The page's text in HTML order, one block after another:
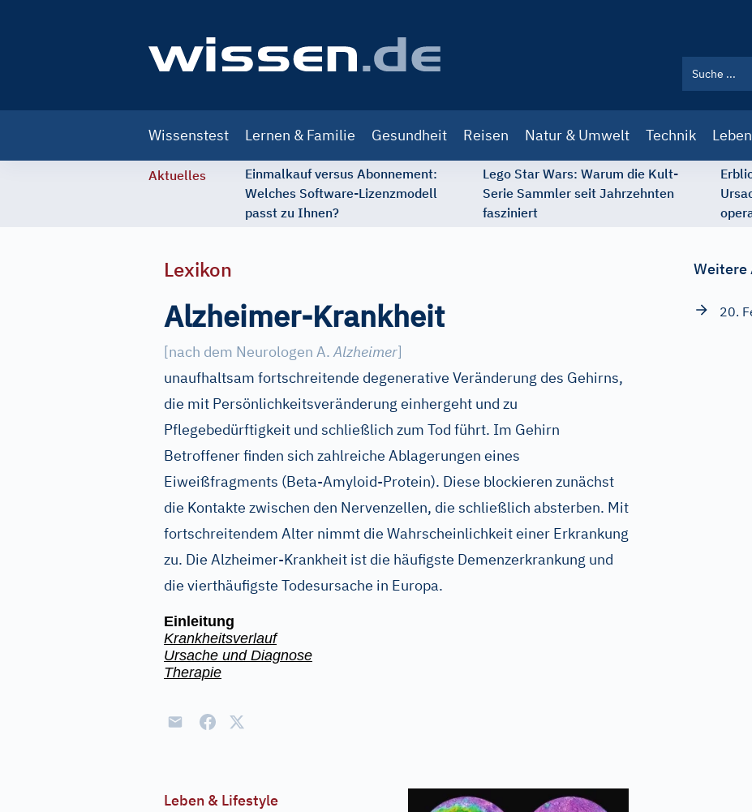
navigation
Wissenstest Lernen & Familie Gesundheit Reisen Natur & Umwelt Technik
Aktuelles
Einmalkauf versus Abonnement:
Welches Software-Lizenzmodell
passt zu Ihnen?
Lego Star Wars: Warum die Kult-
Serie Sammler seit Jahrzehnten
fasziniert
Lexikon
Alzheimer-Krankheit
[nach dem Neurologen A.Alzheimer]
unaufhaltsam fortschreitende degenerative Veränderung des Gehirns,
die mit Persönlichkeitsveränderung einhergeht und zu
Pflegebedürftigkeit und schließlich zum Tod führt. Im Gehirn
Betroffener finden sich zahlreiche Ablagerungen eines
Eiweißfragments (Beta-Amyloid-Protein). Diese blockieren zunächst
die Kontakte zwischen den Nervenzellen, die schließlich absterben. Mit
fortschreitendem Alter nimmt die Wahrscheinlichkeit einer Erkrankung
zu. Die Alzheimer-Krankheit ist die häufigste Demenzerkrankung und
die vierthäufigste Todesursache in Europa.
Einleitung
Krankheitsverlauf
Ursache und Diagnose
Therapie
Leben & Lifestyle
Weitere
20.